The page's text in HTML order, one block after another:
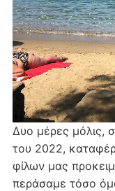
Δυο μέρες μόλις,
του 2022,
φίλων μας
περάσαμε τόσο